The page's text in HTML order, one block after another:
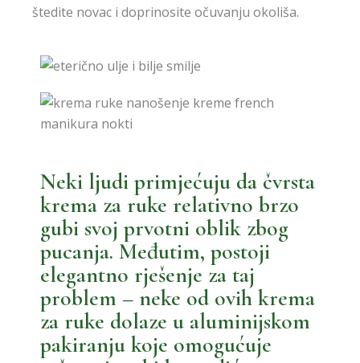
štedite novac i doprinosite očuvanju okoliša.
Neki ljudi primjećuju da čvrsta
krema za ruke relativno brzo
gubi svoj prvotni oblik zbog
pucanja. Međutim, postoji
elegantno rješenje za taj
problem – neke od ovih krema
za ruke dolaze u aluminijskom
pakiranju koje omogućuje